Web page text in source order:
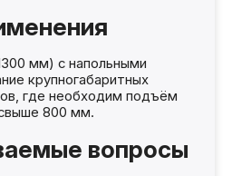
мм) с напольными
крупногабаритных
где необходим подъём
800 мм.
вопросы